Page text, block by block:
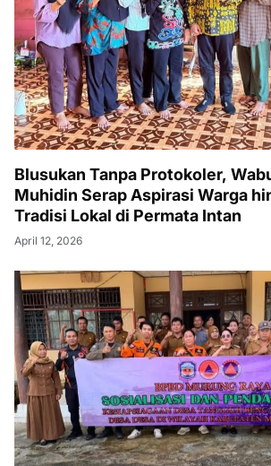
Blusukan Tanpa Protokoler,
Muhidin Serap Aspirasi Warga
Tradisi Lokal di Permata Intan
April 12, 2026